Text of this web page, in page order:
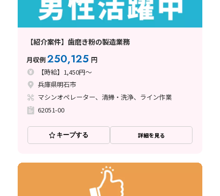
【紹介案件】歯磨き粉の製造業務
月収例250,125 円
【時給】1,450円～
兵庫県明石市
マシンオペレーター、清掃・洗浄、ライン作業
62051-00
キープする 詳細を見る